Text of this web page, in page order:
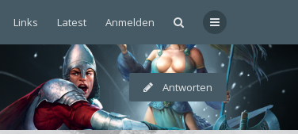
Links Latest Anmelden
Antworten